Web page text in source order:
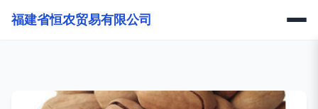
福建省恒农贸易有限公司